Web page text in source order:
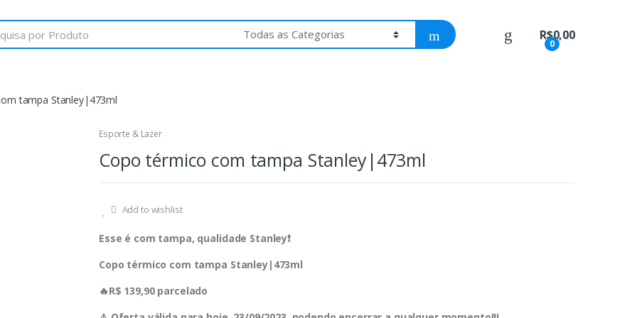
0
R$0,00
tampa Stanley|473ml
Esporte & Lazer
Copo térmico com tampa Stanley|473ml
Add to wishlist
Esse é com tampa, qualidade Stanley❗️
Copo térmico com tampa Stanley|473ml
🔥R$ 139,90 parcelado